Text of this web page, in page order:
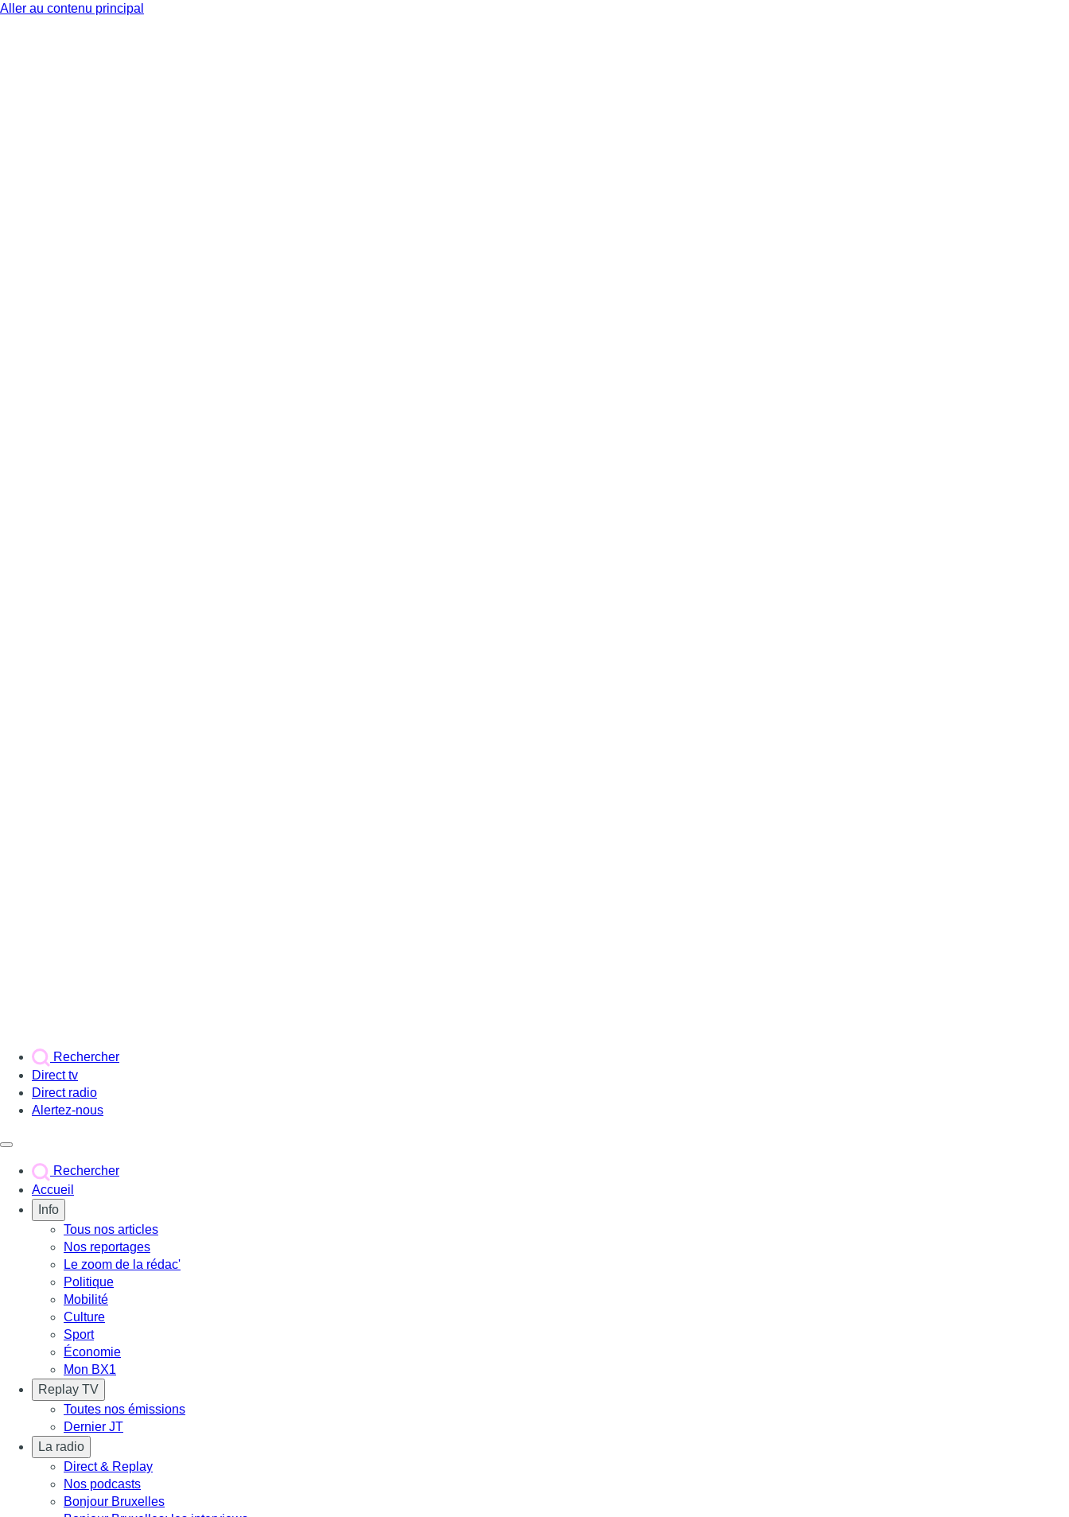
Aller au contenu principal
Rechercher
Direct tv
Direct radio
Alertez-nous
Rechercher
Accueil
Info
Tous nos articles
Nos reportages
Le zoom de la rédac'
Politique
Mobilité
Culture
Sport
Économie
Mon BX1
Replay TV
Toutes nos émissions
Dernier JT
La radio
Direct & Replay
Nos podcasts
Bonjour Bruxelles